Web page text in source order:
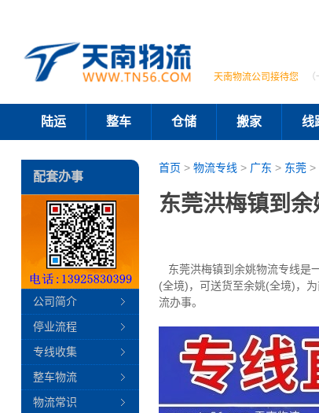
天南物流公司接待您
陆运 整车 仓储 搬家 线
首页 > 物流专线 > 广东 > 东莞>
东莞洪梅镇到
东莞洪梅镇到余姚物流专线是
(全境)，可送货至余姚(全境)，
流办事。
配套办事
公司简介
停业流程
专线收集
整车物流
物流常识